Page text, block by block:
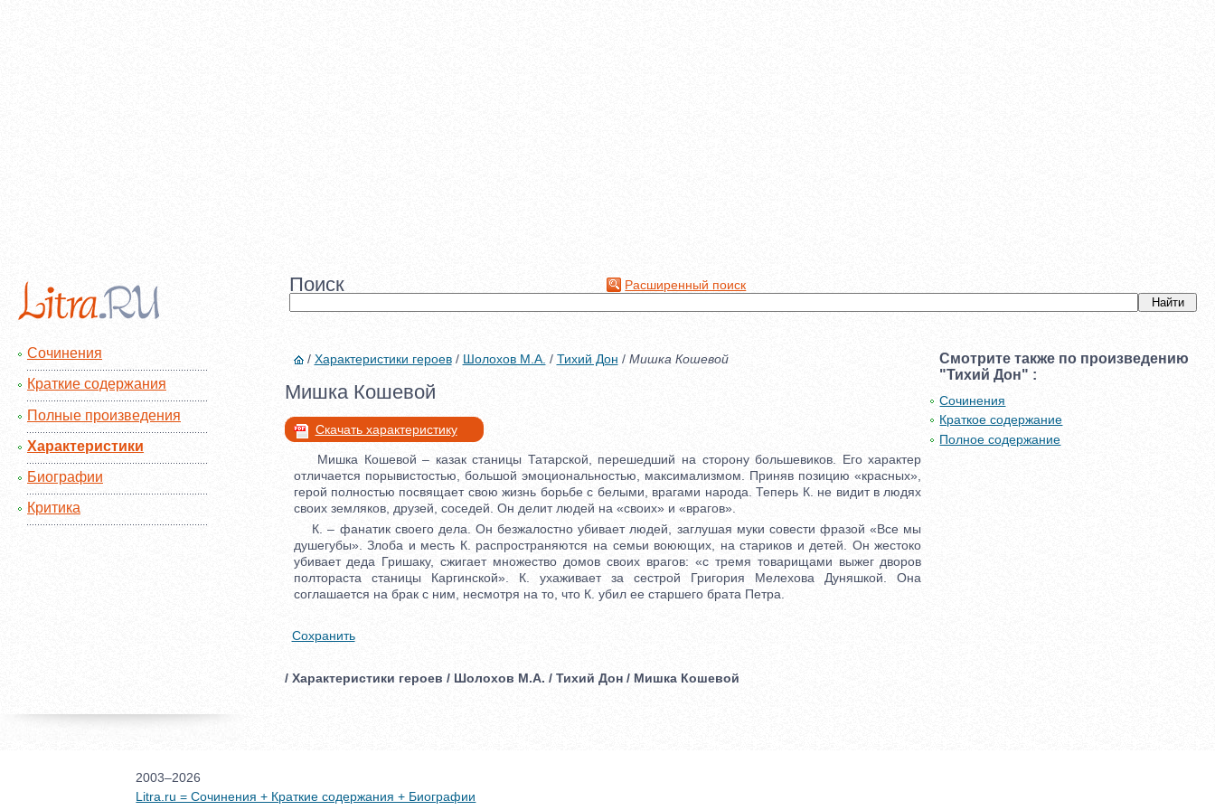
Поиск Расширенный поиск
Сочинения
Краткие содержания
Полные произведения
Характеристики
Биографии
Критика
/ Характеристики героев/ Шолохов М.А. / Тихий Дон / Мишка Кошевой
Мишка Кошевой
Скачать характеристику
Мишка Кошевой – казак станицы Татарской, перешедший на сторону большевиков. Его характер
отличается порывистостью, большой эмоциональностью, максимализмом. Приняв позицию «красных»,
герой полностью посвящает свою жизнь борьбе с белыми, врагами народа. Теперь К. не видит в людях
своих земляков, друзей, соседей. Он делит людей на «своих» и «врагов».
К. – фанатик своего дела. Он безжалостно убивает людей, заглушая муки совести фразой «Все мы
душегубы». Злоба и месть К. распространяются на семьи воюющих, на стариков и детей. Он жестоко
убивает деда Гришаку, сжигает множество домов своих врагов: «с тремя товарищами выжег дворов
полтораста станицы Каргинской». К. ухаживает за сестрой Григория Мелехова Дуняшкой. Она
соглашается на брак с ним, несмотря на то, что К. убил ее старшего брата Петра.
Сохранить
/ Характеристики героев / Шолохов М.А. / Тихий Дон / Мишка Кошевой
Смотрите также по произведению
"Тихий Дон" :
Сочинения
Краткое содержание
Полное содержание
2003–2026
Litra.ru = Сочинения + Краткие содержания + Биографии